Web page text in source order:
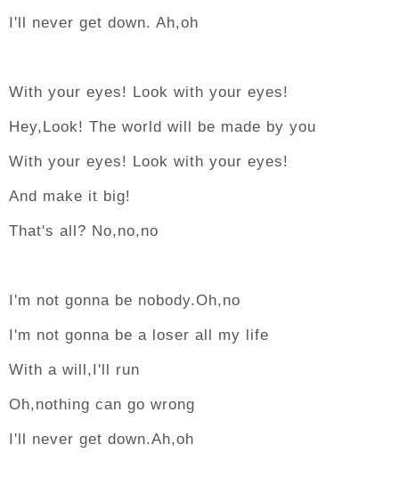
I'll never get down. Ah,oh
With your eyes! Look with your eyes!
Hey,Look! The world will be made by you
With your eyes! Look with your eyes!
And make it big!
That's all? No,no,no
I'm not gonna be nobody.Oh,no
I'm not gonna be a loser all my life
With a will,I'll run
Oh,nothing can go wrong
I'll never get down.Ah,oh